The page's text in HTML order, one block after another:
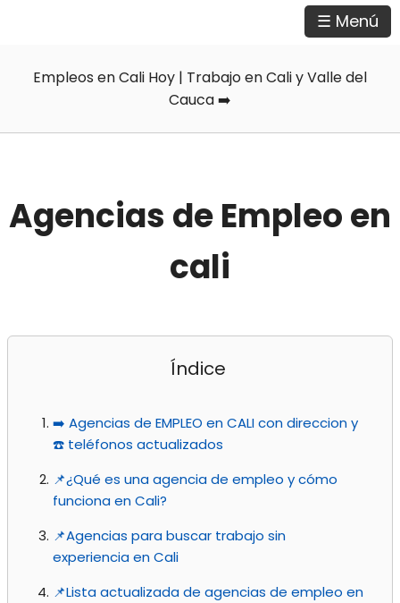
☰ Menú
Empleos en Cali Hoy | Trabajo en Cali y Valle del
Cauca ➡️
Agencias de Empleo en
cali
Índice
➡️ Agencias de EMPLEO en CALI con direccion y
☎️ teléfonos actualizados
📌¿Qué es una agencia de empleo y cómo
funciona en Cali?
📌Agencias para buscar trabajo sin
experiencia en Cali
📌Lista actualizada de agencias de empleo en